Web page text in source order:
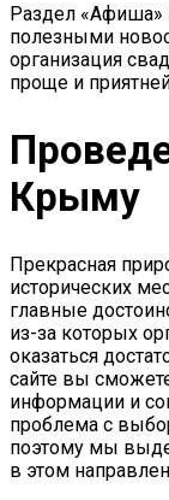
Раздел «Афиша»
полезными
организация
проще и
Крыму
Прекрасная
исторических
главные
из-за которых
оказаться
сайте вы
информации и
проблема с
поэтому мы
в этом